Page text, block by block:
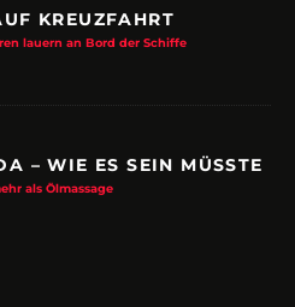
KREUZFAHRT
lauern an Bord der Schiffe
– WIE ES SEIN MÜSSTE
als Ölmassage